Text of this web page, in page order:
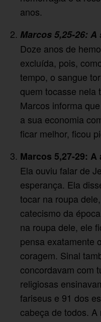
anos.
Marcos 5,25-26:
Doze anos de
excluída, pois,
tempo, o sangue
quem tocasse nela
Marcos informa
a sua economia
ficar melhor, ficou
Marcos 5,27-29:
Ela ouviu falar de
esperança. Ela
tocar na roupa
catecismo da
na roupa dele, ele
pensa exatamente
coragem. Sinal
concordavam com
religiosas
fariseus e 91 dos
cabeça de todos.